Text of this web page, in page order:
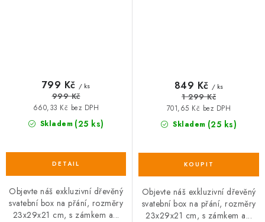
Skladem (25 ks)
660,33 Kč bez DPH
799 Kč / ks
999 Kč
Objevte náš exkluzivní dřevěný
svatební box na přání, rozměry
23x29x21 cm, s zámkem a...
Skladem (25 ks)
701,65 Kč bez DPH
849 Kč / ks
1 299 Kč
Objevte náš exkluzivní dřevěný
svatební box na přání, rozměry
23x29x21 cm, s zámkem a...